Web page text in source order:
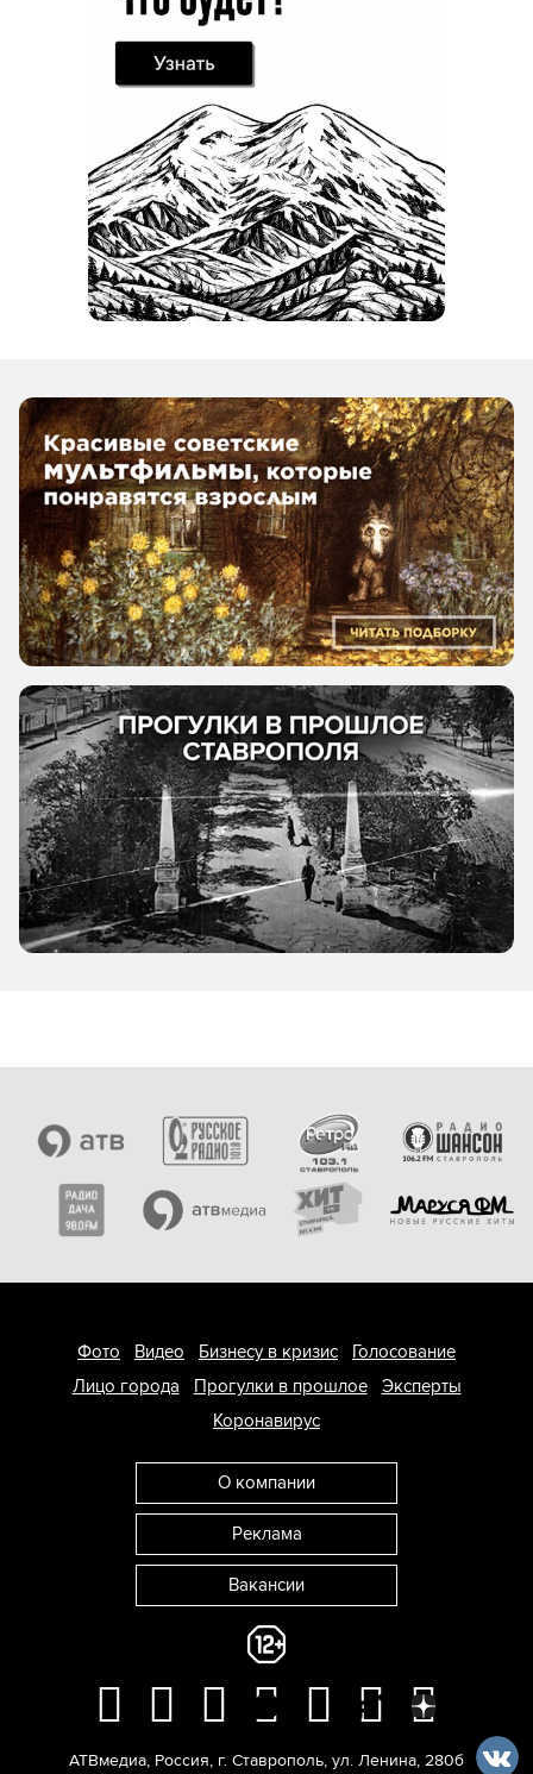
Фото Видео Бизнесу в кризис
Голосование
Лицо города
Прогулки в прошлое
Эксперты
Коронавирус
О компании
Реклама
Вакансии
АТВмедиа, Россия, г. Ставрополь, ул. Ленина, 280б